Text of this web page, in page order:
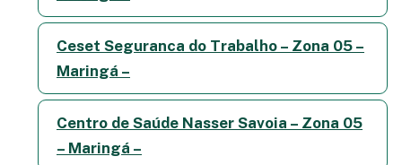
Ceset Seguranca do Trabalho – Zona 05 –
Maringá –
Centro de Saúde Nasser Savoia – Zona 05
– Maringá –